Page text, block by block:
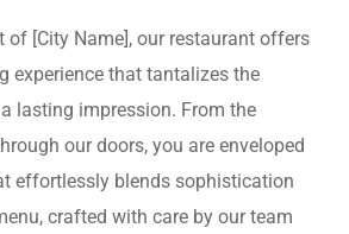
of [City Name], our restaurant offers
experience that tantalizes the
lasting impression. From the
our doors, you are enveloped
effortlessly blends sophistication
crafted with care by our team